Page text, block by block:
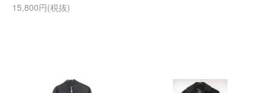
15,800円(税抜)